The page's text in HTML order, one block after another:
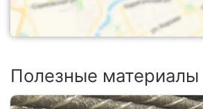
Полезные материалы